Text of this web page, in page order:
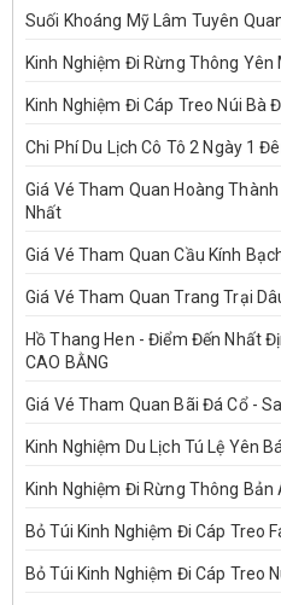
Suối Khoáng Mỹ Lâm Tuyên
Kinh Nghiệm Đi Rừng Thông Yên
Kinh Nghiệm Đi Cáp Treo Núi Bà
Chi Phí Du Lịch Cô Tô 2 Ngày 1
Giá Vé Tham Quan Hoàng
Nhất
Giá Vé Tham Quan Cầu Kính
Giá Vé Tham Quan Trang Trại
Hồ Thang Hen - Điểm Đến Nhất
CAO BẰNG
Giá Vé Tham Quan Bãi Đá Cổ -
Kinh Nghiệm Du Lịch Tú Lệ Yên
Kinh Nghiệm Đi Rừng Thông Bản
Bỏ Túi Kinh Nghiệm Đi Cáp Treo
Bỏ Túi Kinh Nghiệm Đi Cáp Treo